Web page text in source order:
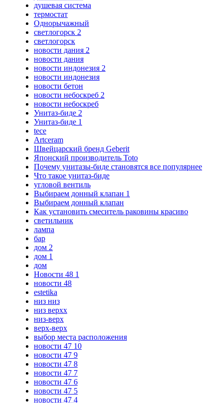
душевая система
термостат
Однорычажный
светлогорск 2
светлогорск
новости дания 2
новости дания
новости индонезия 2
новости индонезия
новости бетон
новости небоскреб 2
новости небоскреб
Унитаз-биде 2
Унитаз-биде 1
tece
Artceram
Швейцарский бренд Geberit
Японский производитель Toto
Почему унитазы-биде становятся все популярнее
Что такое унитаз-биде
угловой вентиль
Выбираем донный клапан 1
Выбираем донный клапан
Как установить смеситель раковины красиво
светильник
лампа
бар
дом 2
дом 1
дом
Новости 48 1
новости 48
estetika
низ низ
низ верхх
низ-верх
верх-верх
выбор места расположения
новости 47 10
новости 47 9
новости 47 8
новости 47 7
новости 47 6
новости 47 5
новости 47 4